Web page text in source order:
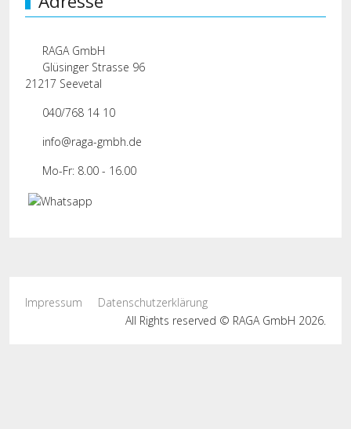
RAGA GmbH
Glüsinger Strasse 96
21217 Seevetal
040/768 14 10
info@raga-gmbh.de
Mo-Fr: 8.00 - 16.00
Impressum
Datenschutzerklärung
All Rights reserved © RAGA GmbH 2026.